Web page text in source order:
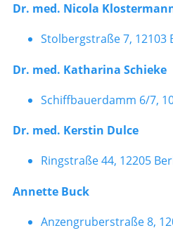
Dr. med. Nicola
Stolbergstraße 7, 12103
Dr. med. Katharina Schieke
Schiffbauerdamm 6/7,
Dr. med. Kerstin Dulce
Ringstraße 44, 12205
Annette Buck
Anzengruberstraße 8,